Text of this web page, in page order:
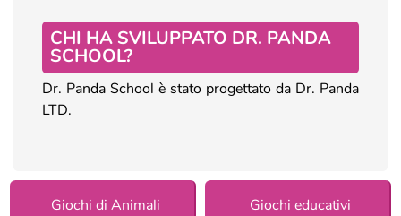
CHI HA SVILUPPATO DR. PANDA
SCHOOL?
Dr. Panda School è stato progettato da Dr. Panda
LTD.
Giochi di Animali Giochi educativi